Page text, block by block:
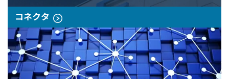
コネクタ